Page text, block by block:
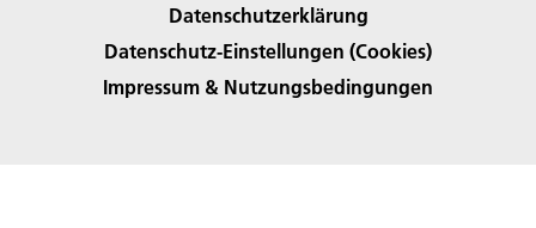
Datenschutzerklärung
Datenschutz-Einstellungen (Cookies)
Impressum & Nutzungsbedingungen